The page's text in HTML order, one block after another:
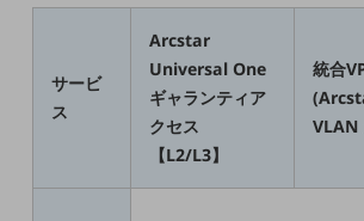
地域社会を支える皆さまと地域課題の解決や
自治体・地域社会との共創
LGPF(Local Government Platform)
別ウィンドウで開きます
サービ
ス
Arcstar
Universal One
ギャランティア
クセス
【L2/L3】
統合
VLAN